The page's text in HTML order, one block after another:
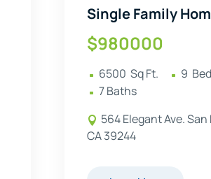
Single Family
$980000
^ 6500
  Sq Ft.
^ 9
^ 7 Baths
 564 Elegant Ave.
CA 39244